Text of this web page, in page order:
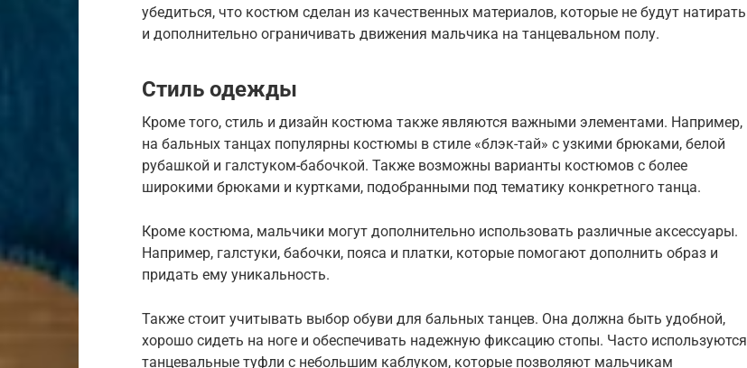
убедиться, что костюм сделан из качественных материалов, которые не будут натирать
и дополнительно ограничивать движения мальчика на танцевальном полу.
Стиль одежды
Кроме того, стиль и дизайн костюма также являются важными элементами. Например,
на бальных танцах популярны костюмы в стиле «блэк-тай» с узкими брюками, белой
рубашкой и галстуком-бабочкой. Также возможны варианты костюмов с более
широкими брюками и куртками, подобранными под тематику конкретного танца.
Кроме костюма, мальчики могут дополнительно использовать различные аксессуары.
Например, галстуки, бабочки, пояса и платки, которые помогают дополнить образ и
придать ему уникальность.
Также стоит учитывать выбор обуви для бальных танцев. Она должна быть удобной,
хорошо сидеть на ноге и обеспечивать надежную фиксацию стопы. Часто используются
танцевальные туфли с небольшим каблуком, которые позволяют мальчикам